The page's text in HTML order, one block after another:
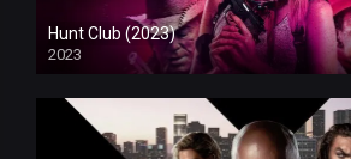
Hunt Club (2023)
2023